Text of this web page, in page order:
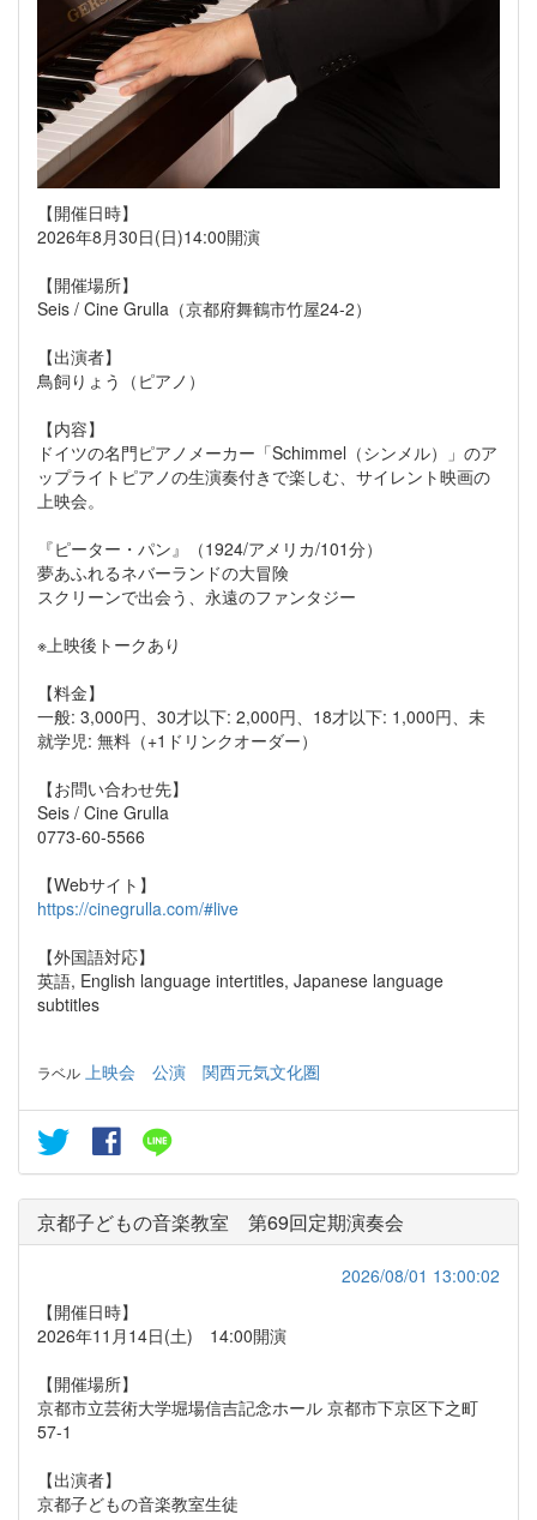
【開催日時】
2026年8月30日(日)14:00開演
【開催場所】
Seis / Cine Grulla（京都府舞鶴市竹屋24-2）
【出演者】
鳥飼りょう（ピアノ）
【内容】
ドイツの名門ピアノメーカー「Schimmel（シンメル）」のア
ップライトピアノの生演奏付きで楽しむ、サイレント映画の
上映会。
『ピーター・パン』（1924/アメリカ/101分）
夢あふれるネバーランドの大冒険
スクリーンで出会う、永遠のファンタジー
※上映後トークあり
【料金】
一般: 3,000円、30才以下: 2,000円、18才以下: 1,000円、未
就学児: 無料（+1ドリンクオーダー）
【お問い合わせ先】
Seis / Cine Grulla
0773-60-5566
【Webサイト】
https://cinegrulla.com/#live
【外国語対応】
英語, English language intertitles, Japanese language
subtitles
ラベル 上映会 公演 関西元気文化圏
京都子どもの音楽教室 第69回定期演奏会
2026/08/01 13:00:02
【開催日時】
2026年11月14日(土) 14:00開演
【開催場所】
京都市立芸術大学堀場信吉記念ホール 京都市下京区下之町
57-1
【出演者】
京都子どもの音楽教室生徒